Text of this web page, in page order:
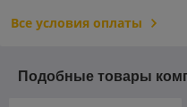
Все условия оплаты
Подобные товары